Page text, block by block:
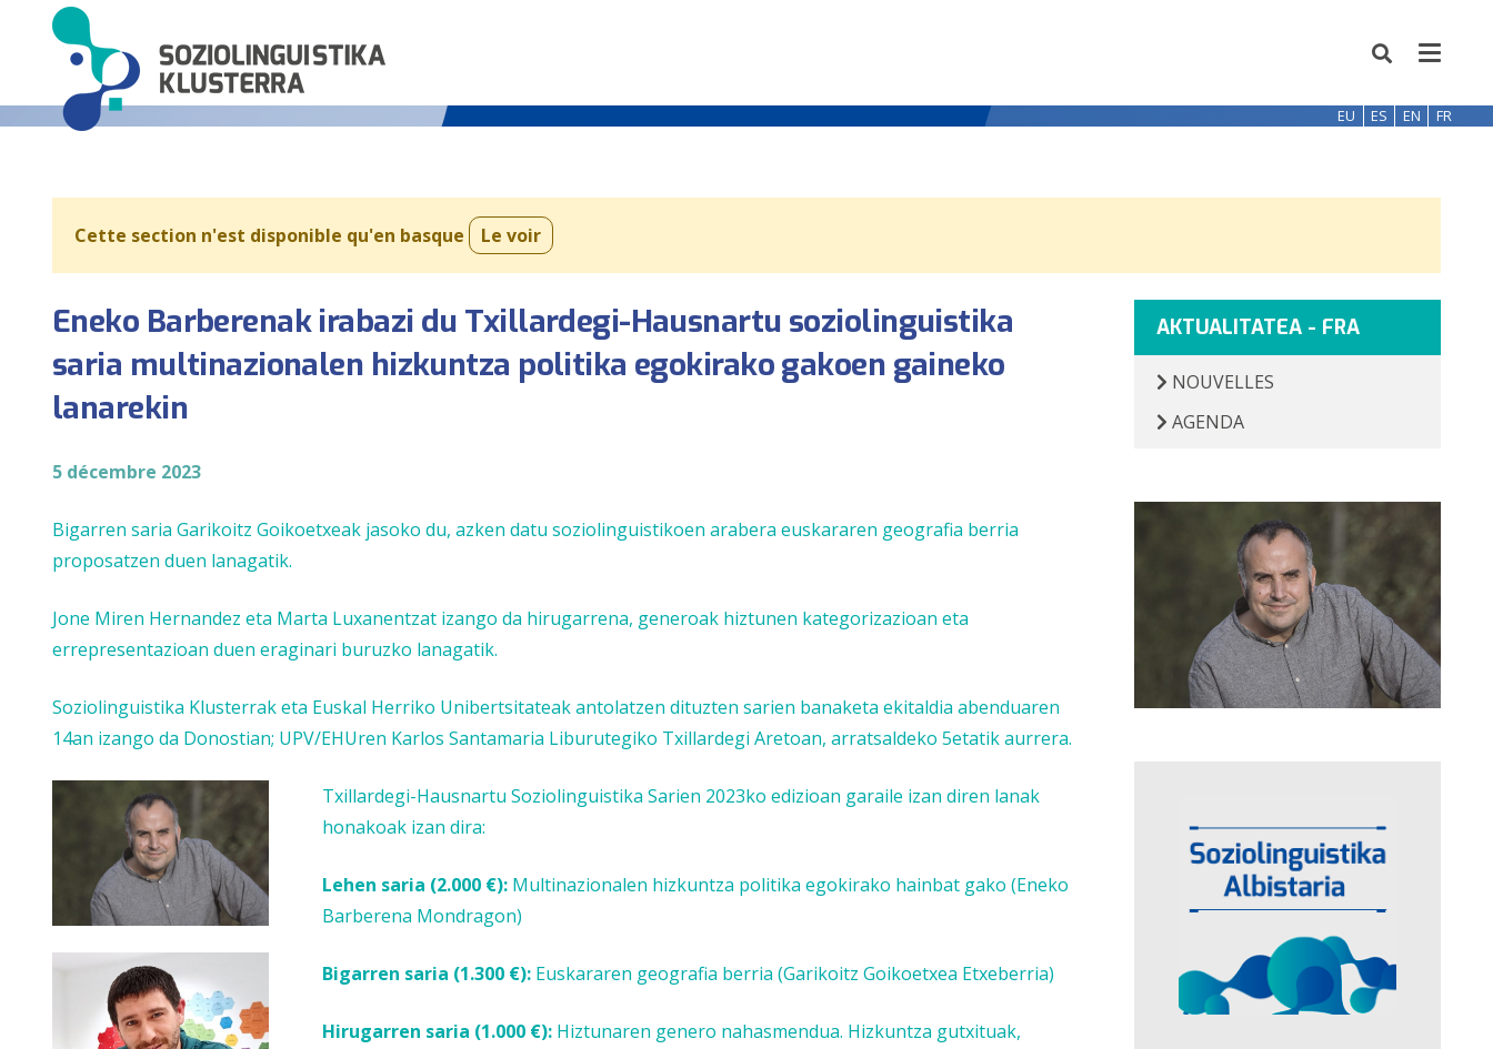
EU ES EN FR
Cette section n'est disponible qu'en basque Le voir
Eneko Barberenak irabazi du Txillardegi-Hausnartu soziolinguistika
saria multinazionalen hizkuntza politika egokirako gakoen gaineko
lanarekin
5 décembre 2023
Bigarren saria Garikoitz Goikoetxeak jasoko du, azken datu soziolinguistikoen arabera euskararen geografia berria
proposatzen duen lanagatik.
Jone Miren Hernandez eta Marta Luxanentzat izango da hirugarrena, generoak hiztunen kategorizazioan eta
errepresentazioan duen eraginari buruzko lanagatik.
Soziolinguistika Klusterrak eta Euskal Herriko Unibertsitateak antolatzen dituzten sarien banaketa ekitaldia abenduaren
14an izango da Donostian; UPV/EHUren Karlos Santamaria Liburutegiko Txillardegi Aretoan, arratsaldeko 5etatik aurrera.
Txillardegi-Hausnartu Soziolinguistika Sarien 2023ko edizioan garaile izan diren lanak
honakoak izan dira:
Lehen saria (2.000 €): Multinazionalen hizkuntza politika egokirako hainbat gako (Eneko
Barberena Mondragon)
Bigarren saria (1.300 €): Euskararen geografia berria (Garikoitz Goikoetxea Etxeberria)
Hirugarren saria (1.000 €): Hiztunaren genero nahasmendua. Hizkuntza gutxituak,
AKTUALITATEA - FRA
NOUVELLES
AGENDA